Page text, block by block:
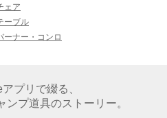
ェア
ーブル
ーナー・コンロ
プリで綴る、
ンプ道具のストーリー。